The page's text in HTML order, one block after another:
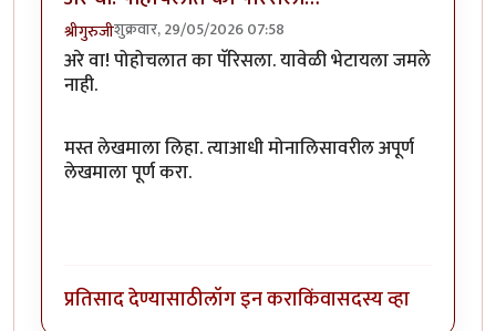
श्रीगुरुजीशुक्रवार, 29/05/2026 07:58
अरे वा! पोहोचलात का पॅरिसला. यावेळी भेटायला जमले
नाही.
मस्त लेखमाला लिहा. त्याआधी मोनालिसावरील अपूर्ण
लेखमाला पूर्ण करा.
प्रतिसाद देण्यासाठीलॉग इन कराकिंवासदस्य व्हा